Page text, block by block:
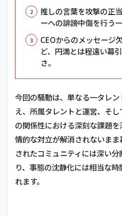
推しの言葉を攻撃の正
ーへの誹謗中傷を行う
CEOからのメッセージ
ど、円満とは程遠い幕
さ。
今回の騒動は、単なる一タレ
え、所属タレントと運営、そ
の関係性における深刻な課題
情的な対立が解消されないま
されたコミュニティには深い
り、事態の沈静化には相当な
れます。